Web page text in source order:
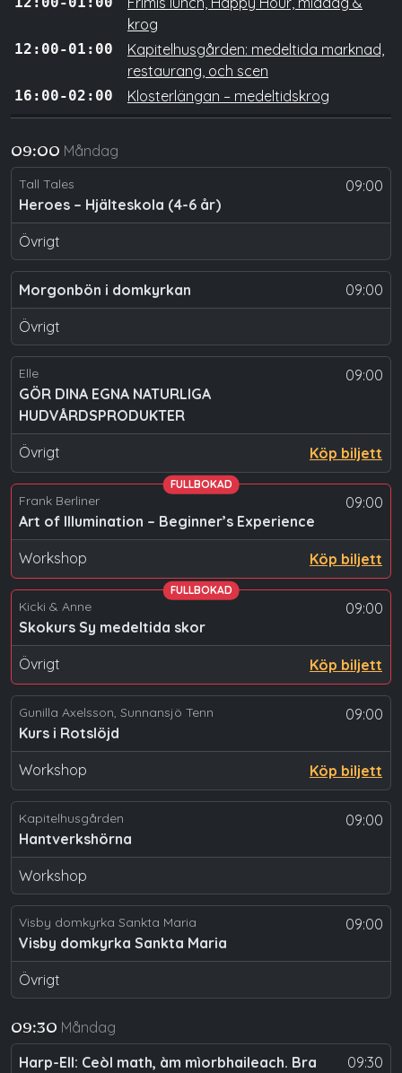
krog
12:00-01:00
Kapitelhusgården: medeltida marknad,
restaurang, och scen
16:00-02:00 Klosterlängan – medeltidskrog
09:00 Måndag
09:00
Tall Tales
Heroes – Hjälteskola (4-6 år)
Övrigt
09:00
Morgonbön i domkyrkan
Övrigt
09:00
Elle
GÖR DINA EGNA NATURLIGA
HUDVÅRDSPRODUKTER
Övrigt Köp biljett
09:00
Frank Berliner
Art of Illumination – Beginner’s Experience
Workshop Köp biljett
FULLBOKAD
09:00
Kicki & Anne
Skokurs Sy medeltida skor
Övrigt Köp biljett
FULLBOKAD
09:00
Gunilla Axelsson, Sunnansjö Tenn
Kurs i Rotslöjd
Workshop Köp biljett
09:00
Kapitelhusgården
Hantverkshörna
Workshop
09:00
Visby domkyrka Sankta Maria
Visby domkyrka Sankta Maria
Övrigt
09:30 Måndag
09:30
Harp-Ell: Ceòl math, àm mìorbhaileach. Bra